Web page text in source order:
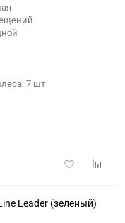
7 шт
Добавить
Leader (зеленый)